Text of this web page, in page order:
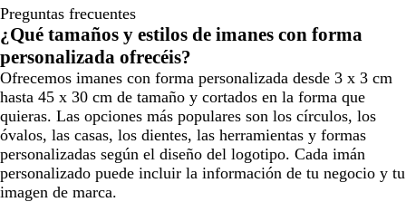
Preguntas frecuentes
¿Qué tamaños y estilos de imanes con forma
personalizada ofrecéis?
Ofrecemos imanes con forma personalizada desde 3 x 3 cm
hasta 45 x 30 cm de tamaño y cortados en la forma que
quieras. Las opciones más populares son los círculos, los
óvalos, las casas, los dientes, las herramientas y formas
personalizadas según el diseño del logotipo. Cada imán
personalizado puede incluir la información de tu negocio y tu
imagen de marca.